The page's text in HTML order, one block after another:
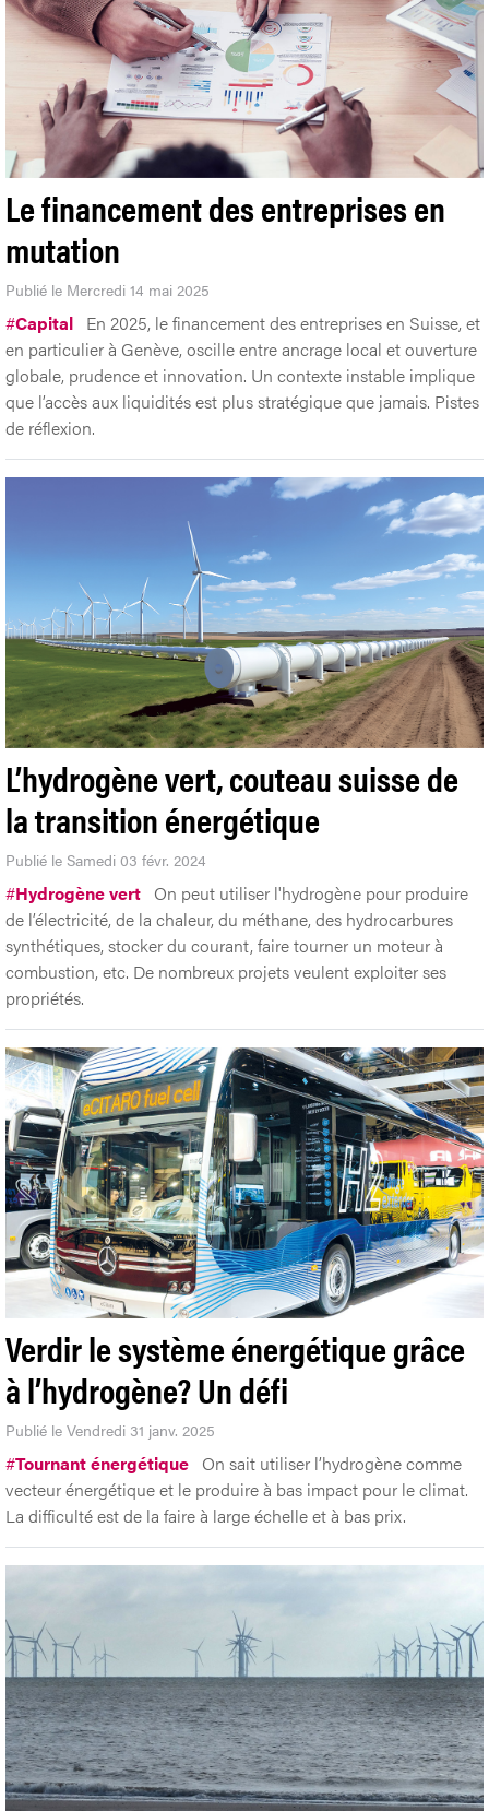
Le financement des entreprises en
mutation
Publié le Mercredi 14 mai 2025
#Capital En 2025, le financement des entreprises en Suisse, et
en particulier à Genève, oscille entre ancrage local et ouverture
globale, prudence et innovation. Un contexte instable implique
que l’accès aux liquidités est plus stratégique que jamais. Pistes
de réflexion.
L’hydrogène vert, couteau suisse de
la transition énergétique
Publié le Samedi 03 févr. 2024
#Hydrogène vert On peut utiliser l'hydrogène pour produire
de l’électricité, de la chaleur, du méthane, des hydrocarbures
synthétiques, stocker du courant, faire tourner un moteur à
combustion, etc. De nombreux projets veulent exploiter ses
propriétés.
Verdir le système énergétique grâce
à l’hydrogène? Un défi
Publié le Vendredi 31 janv. 2025
#Tournant énergétique On sait utiliser l’hydrogène comme
vecteur énergétique et le produire à bas impact pour le climat.
La difficulté est de la faire à large échelle et à bas prix.